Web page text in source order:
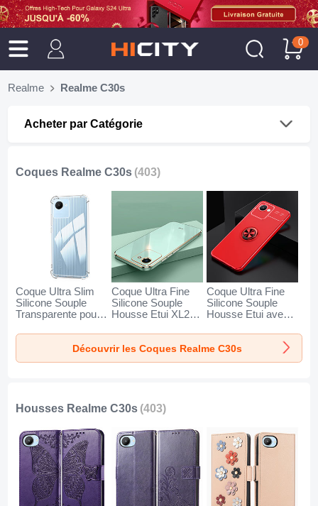
0
Realme Realme C30s
Acheter par Catégorie
Coques Realme C30s (403)
Coque Ultra Slim
Silicone Souple
Transparente pour
Coque Ultra Fine
Silicone Souple
Housse Etui XL2
Vert
Coque Ultra Fine
Silicone Souple
Housse Etui avec
Anneau Aimante
Magnetique SD1
pour Realme C30s
Découvrir les Coques Realme C30s
Housses Realme C30s (403)